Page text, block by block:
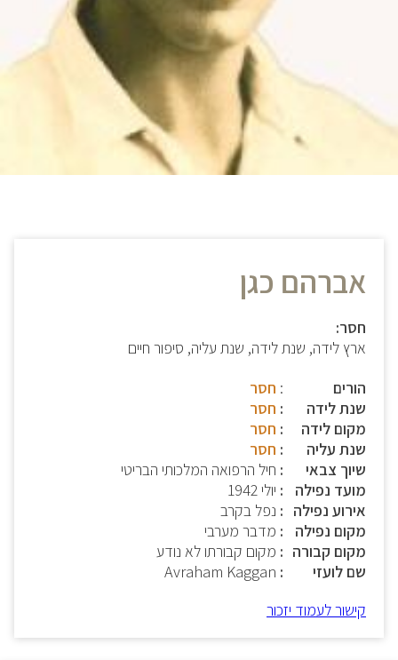
אברהם כגן
חסר:
ארץ לידה, שנת לידה, שנת עליה, סיפור חיים
הורים
: חסר
שנת לידה
חסר
מקום לידה
חסר
שנת עליה
חסר
שיוך צבאי
חיל הרפואה המלכותי הבריטי
מועד נפילה
יולי 1942
אירוע נפילה
נפל בקרב
מקום נפילה
מדבר מערבי
מקום קבורה
מקום קבורתו לא נודע
שם לועזי
Avraham Kaggan
קישור לעמוד יזכור